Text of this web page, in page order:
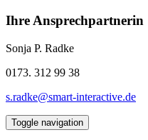
Ihre Ansprechpartnerin
Sonja P. Radke
0173. 312 99 38
s.radke@smart-interactive.de
Toggle navigation